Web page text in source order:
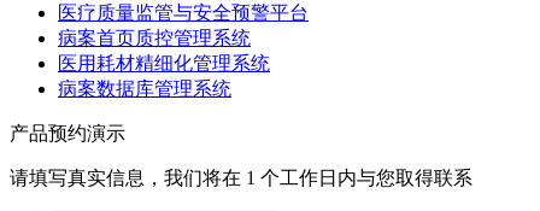
医疗质量监管与安全预警平台
病案首页质控管理系统
医用耗材精细化管理系统
病案数据库管理系统
产品预约演示
请填写真实信息，我们将在 1 个工作日内与您取得联系